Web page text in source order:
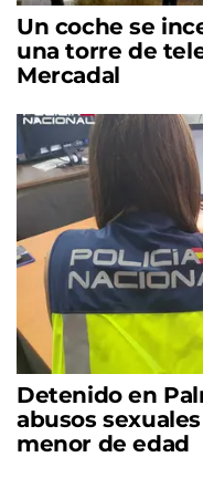
Un coche se
una torre de
Mercadal
Detenido en
abusos
menor de edad